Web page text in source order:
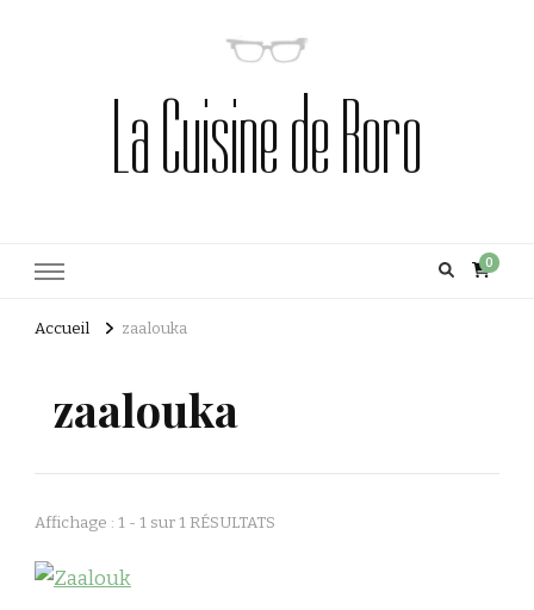
La Cuisine de Roro
0
Accueil zaalouka
zaalouka
Affichage : 1 - 1 sur 1 RÉSULTATS